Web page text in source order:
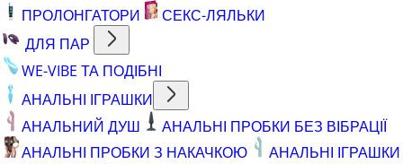
ПРОЛОНГАТОРИ
СЕКС-ЛЯЛЬКИ
ДЛЯ ПАР
WE-VIBE ТА ПОДІБНІ
АНАЛЬНІ ІГРАШКИ
АНАЛЬНИЙ ДУШ
АНАЛЬНІ ПРОБКИ БЕЗ ВІБРАЦІЇ
АНАЛЬНІ ПРОБКИ З НАКАЧКОЮ
АНАЛЬНІ ІГРАШКИ